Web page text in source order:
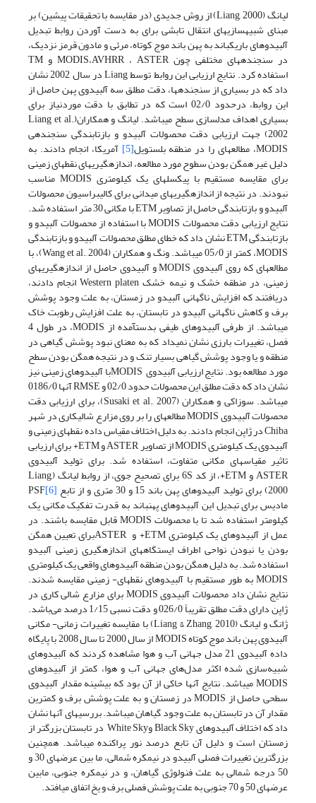
لیانگ (Liang, 2000) از روش جدیدی (در مقایسه با تحقیقات پیشین) بر
مبنای شبیه­سازی­های انتقال تابشی برای به ­دست آوردن روابط تبدیل
آلبیدوهای باریک­باند به پهن ­باند موج­ کوتاه، مرئی و مادون قرمز نزدیک،
در سنجنده­های مختلفی چون MODIS،AVHRR ، ASTER و TM
استفاده­ کرد. نتایج ارزیابی این روابط توسط Liang در سال 2002 نشان
داد که در بسیاری از سنجنده­ها، دقت مطلق سه آلبیدوی پهن حاصل از
این روابط، درحدود 02/0 است که در تطابق با دقت موردنیاز برای
بسیاری اهداف مدل­سازی سطح می­باشد. لیانگ و همکاران(Liang et al.
2002) جهت ارزیابی دقت محصولات آلبیدو و بازتابندگی سنجنده­ی
MODIS، مطالعه­ای را در منطقه­ بلستویل [5] آمریکا، انجام دادند. به
دلیل غیر همگن بودن سطوح مورد مطالعه، اندازه­گیری­های نقطه­ای زمینی
برای مقایسه­ مستقیم با پیکسل­های یک کیلومتری MODIS مناسب
نبودند. در نتیجه از اندازه­گیری­های میدانی برای کالیبراسیون محصولات
آلبیدو و بازتابندگی حاصل از تصاویر ETM با مکانی 30 متر استفاده شد.
نتایج ارزیابی دقت محصولات MODIS با استفاده از محصولات آلبیدو و
بازتابندگی ETM نشان داد که خطای مطلق محصولات آلبیدو و بازتابندگی
MODIS، کمتر از 05/0 می­باشد. ونگ و همکاران (Wang et al., 2004)، با
مطالعه­ای که روی آلبیدوی MODIS و آلبیدوی حاصل از اندازه­گیری­های
زمینی، در منطقه­ خشک و نیمه خشک Western platen انجام دادند،
دریافتند که افزایش ناگهانی آلبیدو در زمستان، به علت وجود پوشش
برف و کاهش ناگهانی آلبیدو در تابستان، به علت افزایش رطوبت خاک
می­باشد. از طرفی آلبیدوهای طیفی بدست­آمده از MODIS، در طول 4
فصل، تغییرات بارزی نشان نمی­داد که به معنای نبود پوشش گیاهی در
منطقه و یا وجود پوشش گیاهی بسیار تنک و در نتیجه همگن بودن سطح
مورد مطالعه بود. نتایج ارزیابی آلبیدوی MODISبا آلبیدوهای زمینی نیز
نشان داد که دقت مطلق این محصولات حدود 02/0 و RMSE آنها 0186/0
می­باشد. سوزاکی و همکاران (Susaki et al., 2007)، برای ارزیابی دقت
محصولات آلبیدوی MODIS مطالعه­ای را بر روی مزارع شالی­کاری در شهر
Chiba در ژاپن انجام دادند. به دلیل اختلاف مقیاس داده­ نقطه­ای زمینی و
آلبیدوی یک کیلومتری MODIS از تصاویر ASTER و ETM+ برای ارزیابی
تاثیر مقیاس­های مکانی متفاوت، استفاده شد. برای تولید آلبیدوی
ASTER و ETM+، از کد 6S برای تصحیح جوی، از روابط لیانگ (Liang,
2000) برای تولید آلبیدوهای پهن باند 15 و 30 متری و از تابع PSF [6]
مادیس برای تبدیل این آلبیدوهای پهن­باند به قدرت تفکیک مکانی یک
کیلومتر استفاده شد تا با محصولات MODIS قابل مقایسه باشند. در
عمل از آلبیدوهای یک کیلومتری ETM+ و ASTERبرای تعیین همگن
بودن یا نبودن نواحی اطراف ایستگاه­های اندازه­گیری زمینی آلبیدو
استفاده شد. به دلیل همگن بودن منطقه آلبیدوهای واقعی یک کیلومتری
MODIS به طور مستقیم با آلبیدوهای نقطه­ای- زمینی مقایسه شدند.
نتایج نشان داد محصولات آلبیدوی MODIS برای مزارع شالی ­کاری در
ژاپن دارای دقت مطلق تقریباً 026/0 و دقت نسبی 1/15 درصد می‌باشد.
ژانگ و لیانگ (Liang & Zhang, 2010) با مقایسه تغییرات زمانی- مکانی
آلبیدوی پهن ­باند موج کوتاه MODIS از سال 2000 تا سال 2008 با پایگاه
داده­ آلبیدوی 21 مدل جهانی آب و هوا مشاهده کردند که آلبیدوهای
شبیه‌سازی شده­ اکثر مدل‌های جهانی آب و هوا، کمتر از آلبیدوهای
MODIS می­باشد. نتایج آنها حاکی از آن بود که بیشینه مقدار آلبیدوی
سطحی حاصل از MODIS در زمستان و به علت پوشش برف و کمترین
مقدار آن در تابستان به علت وجود گیاهان می­باشد. بررسی­های آنها نشان
داد که اختلاف آلبیدوهای Black Sky وWhite Sky در تابستان بزرگتر از
زمستان است و دلیل آن تابع درصد نور پراکنده می­باشد. همچنین
بزرگترین تغییرات فصلی آلبیدو در نیمکره­ شمالی، ما بین عرض­های 30 و
50 درجه­ شمالی به علت فنولوژی گیاهان، و در نیمکره­ جنوبی، مابین
عرض­های 50 و 70 جنوبی به علت پوشش فصلی برف و یخ اتفاق می­افتد.